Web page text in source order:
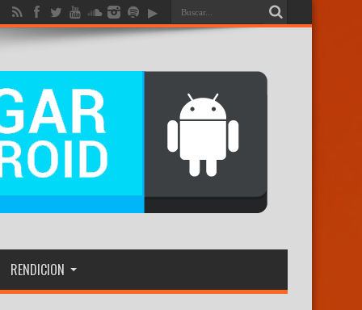
RENDICION